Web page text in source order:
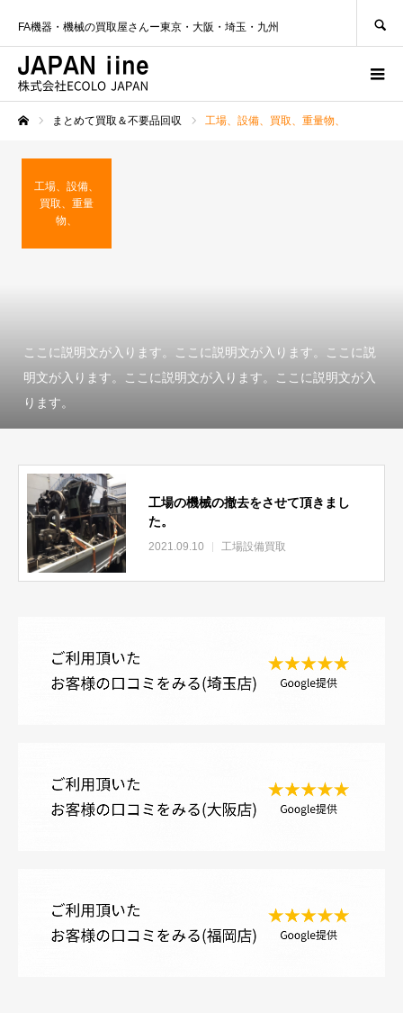
FA機器・機械の買取屋さんー東京・大阪・埼玉・九州
まとめて買取＆不要品回収 工場、設備、買取、重量物、
工場、設備、
買取、重量
物、
ここに説明文が入ります。ここに説明文が入ります。ここに説
明文が入ります。ここに説明文が入ります。ここに説明文が入
ります。
工場の機械の撤去をさせて頂きまし
た。
2021.09.10 工場設備買取